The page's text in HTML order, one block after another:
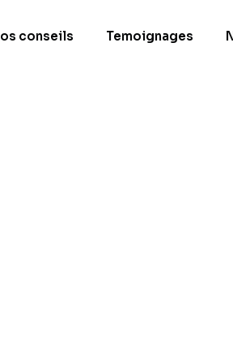
conseils Temoignages